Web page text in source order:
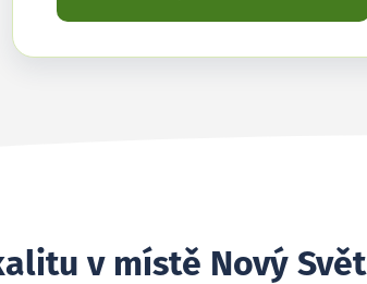
v místě Nový Svět